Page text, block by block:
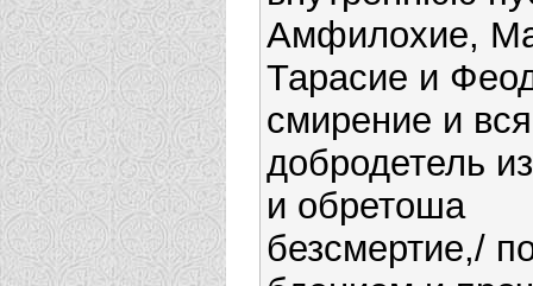
Амфилохие,
Тарасие и
смирение и
добродетель
и обретоша
безсмертие,/